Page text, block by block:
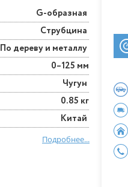
G-образная
Cтрубцина
По дереву и металлу
0–125 мм
Чугун
0.85 кг
Китай
Подробнее...